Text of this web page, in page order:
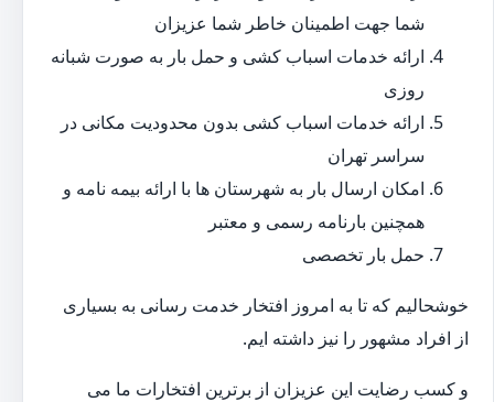
شما جهت اطمینان خاطر شما عزیزان
ارائه خدمات اسباب کشی و حمل بار به صورت شبانه
روزی
ارائه خدمات اسباب کشی بدون محدودیت مکانی در
سراسر تهران
امکان ارسال بار به شهرستان ها با ارائه بیمه نامه و
همچنین بارنامه رسمی و معتبر
حمل بار تخصصی
خوشحالیم که تا به امروز افتخار خدمت رسانی به بسیاری
از افراد مشهور را نیز داشته ایم.
و کسب رضایت این عزیزان از برترین افتخارات ما می